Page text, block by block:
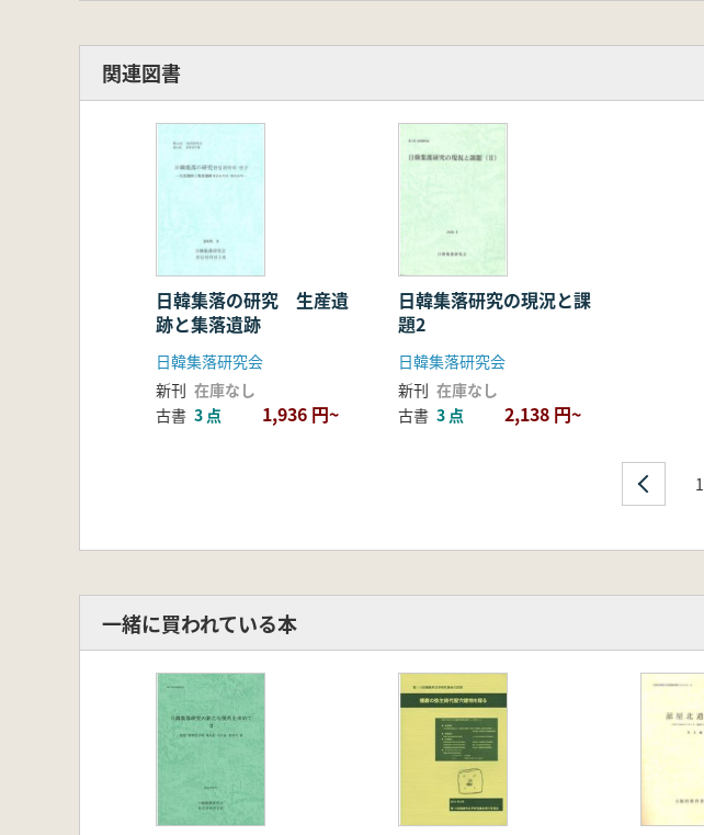
関連図書
日韓集落の研究 生産遺
跡と集落遺跡
日韓集落研究会
新刊 在庫なし
古書 3 点 1,936 円~
日韓集落研究の現況と課
題2
日韓集落研究会
新刊 在庫なし
古書 3 点 2,138 円~
1
一緒に買われている本